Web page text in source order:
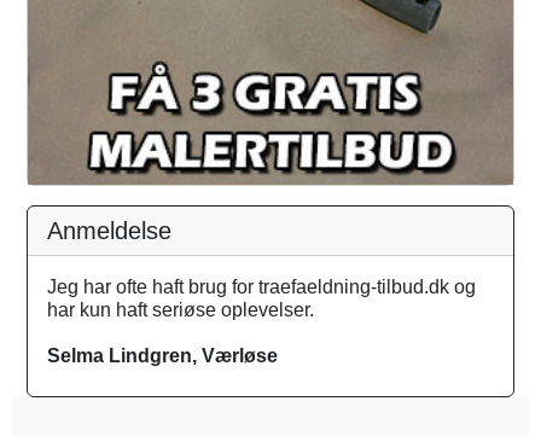
Anmeldelse
Jeg har ofte haft brug for traefaeldning-tilbud.dk og
har kun haft seriøse oplevelser.
Selma Lindgren, Værløse